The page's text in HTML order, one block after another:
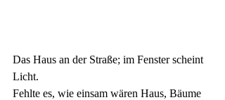
Das Haus an der Straße; im Fenster scheint
Licht.
Fehlte es, wie einsam wären Haus, Bäume